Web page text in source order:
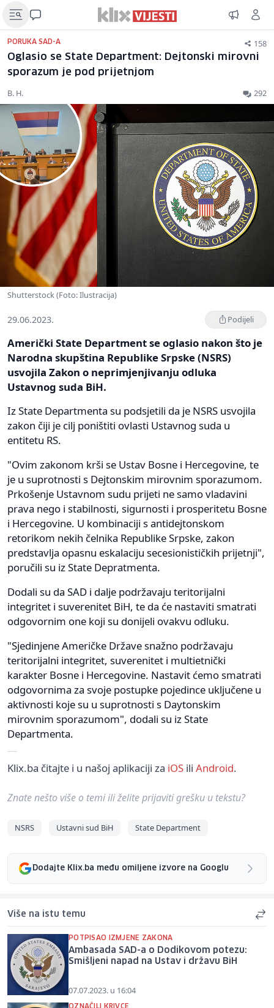
PORUKA SAD-A 158
Oglasio se State Department: Dejtonski mirovni
sporazum je pod prijetnjom
B. H. 292
Shutterstock (Foto: Ilustracija)
29.06.2023. Podijeli
Američki State Department se oglasio nakon što je
Narodna skupština Republike Srpske (NSRS)
usvojila Zakon o neprimjenjivanju odluka
Ustavnog suda BiH.
Iz State Departmenta su podsjetili da je NSRS usvojila
zakon čiji je cilj poništiti ovlasti Ustavnog suda u
entitetu RS.
"Ovim zakonom krši se Ustav Bosne i Hercegovine, te
je u suprotnosti s Dejtonskim mirovnim sporazumom.
Prkošenje Ustavnom sudu prijeti ne samo vladavini
prava nego i stabilnosti, sigurnosti i prosperitetu Bosne
i Hercegovine. U kombinaciji s antidejtonskom
retorikom nekih čelnika Republike Srpske, zakon
predstavlja opasnu eskalaciju secesionističkih prijetnji",
poručili su iz State Depratmenta.
Dodali su da SAD i dalje podržavaju teritorijalni
integritet i suverenitet BiH, te da će nastaviti smatrati
odgovornim one koji su donijeli ovakvu odluku.
"Sjedinjene Američke Države snažno podržavaju
teritorijalni integritet, suverenitet i multietnički
karakter Bosne i Hercegovine. Nastavit ćemo smatrati
odgovornima za svoje postupke pojedince uključene u
aktivnosti koje su u suprotnosti s Daytonskim
mirovnim sporazumom", dodali su iz State
Departmenta.
Klix.ba čitajte i u našoj aplikaciji za iOS ili Android.
Znate nešto više o temi ili želite prijaviti grešku u tekstu?
NSRS Ustavni sud BiH State Department
Dodajte Klix.ba među omiljene izvore na Googlu
Više na istu temu
POTPISAO IZMJENE ZAKONA
Ambasada SAD-a o Dodikovom potezu:
Smišljeni napad na Ustav i državu BiH
07.07.2023. u 16:04
OZNAČILI KRIVCE